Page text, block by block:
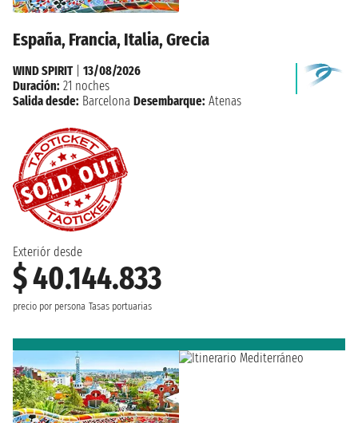
España, Francia, Italia, Grecia
Exteriór desde
$ 40.144.833
precio por persona Tasas portuarias
WIND SPIRIT| 13/08/2026
Duración: 21 noches
Salida desde: Barcelona Desembarque: Atenas